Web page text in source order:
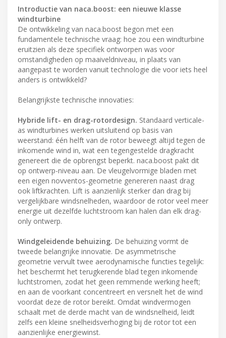
Introductie van naca.boost: een nieuwe klasse
windturbine
De ontwikkeling van naca.boost begon met een
fundamentele technische vraag: hoe zou een windturbine
eruitzien als deze specifiek ontworpen was voor
omstandigheden op maaiveldniveau, in plaats van
aangepast te worden vanuit technologie die voor iets heel
anders is ontwikkeld?
Belangrijkste technische innovaties:
Hybride lift- en drag-rotordesign. Standaard verticale-
as windturbines werken uitsluitend op basis van
weerstand: één helft van de rotor beweegt altijd tegen de
inkomende wind in, wat een tegengestelde dragkracht
genereert die de opbrengst beperkt. naca.boost pakt dit
op ontwerp-niveau aan. De vleugelvormige bladen met
een eigen novventos-geometrie genereren naast drag
ook liftkrachten. Lift is aanzienlijk sterker dan drag bij
vergelijkbare windsnelheden, waardoor de rotor veel meer
energie uit dezelfde luchtstroom kan halen dan elk drag-
only ontwerp.
Windgeleidende behuizing. De behuizing vormt de
tweede belangrijke innovatie. De asymmetrische
geometrie vervult twee aerodynamische functies tegelijk:
het beschermt het terugkerende blad tegen inkomende
luchtstromen, zodat het geen remmende werking heeft;
en aan de voorkant concentreert en versnelt het de wind
voordat deze de rotor bereikt. Omdat windvermogen
schaalt met de derde macht van de windsnelheid, leidt
zelfs een kleine snelheidsverhoging bij de rotor tot een
aanzienlijke energiewinst.